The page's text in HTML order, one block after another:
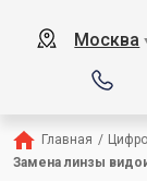
Москва
Главная /
Замена линзы